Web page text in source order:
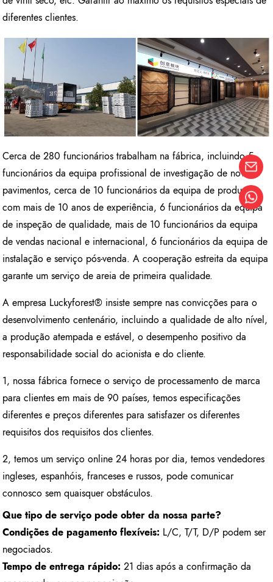
diferentes clientes.
Cerca de 280 funcionários trabalham na fábrica, incluindo 5
funcionários da equipa profissional de investigação de novos
pavimentos, cerca de 10 funcionários da equipa de produção
com mais de 10 anos de experiência, 6 funcionários da equipa
de inspeção de qualidade, mais de 10 funcionários da equipa
de vendas nacional e internacional, 6 funcionários da equipa de
instalação e serviço pós-venda. A cooperação estreita da equipa
garante um serviço de areia de primeira qualidade.
A empresa Luckyforest® insiste sempre nas convicções para o
desenvolvimento centenário, incluindo a qualidade de alto nível,
a produção atempada e estável, o desempenho positivo da
responsabilidade social do acionista e do cliente.
1, nossa fábrica fornece o serviço de processamento de marca
para clientes em mais de 90 países, temos especificações
diferentes e preços diferentes para satisfazer os diferentes
requisitos dos requisitos dos clientes.
2, temos um serviço online 24 horas por dia, temos vendedores
ingleses, espanhóis, franceses e russos, pode comunicar
connosco sem quaisquer obstáculos.
Que tipo de serviço pode obter da nossa parte?
Condições de pagamento flexíveis: L/C, T/T, D/P podem ser
negociados.
Tempo de entrega rápido: 21 dias após a confirmação da